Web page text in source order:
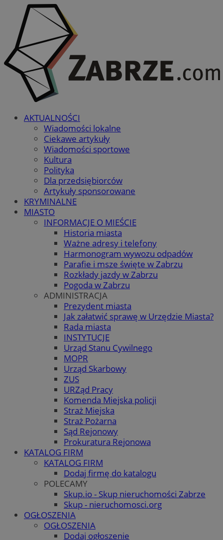
AKTUALNOŚCI
Wiadomości lokalne
Ciekawe artykuły
Wiadomości sportowe
Kultura
Polityka
Dla przedsiębiorców
Artykuły sponsorowane
KRYMINALNE
MIASTO
INFORMACJE O MIEŚCIE
Historia miasta
Ważne adresy i telefony
Harmonogram wywozu odpadów
Parafie i msze święte w Zabrzu
Rozkłady jazdy w Zabrzu
Pogoda w Zabrzu
ADMINISTRACJA
Prezydent miasta
Jak załatwić sprawę w Urzędzie Miasta?
Rada miasta
INSTYTUCJE
Urząd Stanu Cywilnego
MOPR
Urząd Skarbowy
ZUS
URZąd Pracy
Komenda Miejska policji
Straż Miejska
Straż Pożarna
Sąd Rejonowy
Prokuratura Rejonowa
KATALOG FIRM
KATALOG FIRM
Dodaj firmę do katalogu
POLECAMY
Skup.io - Skup nieruchomości Zabrze
Skup - nieruchomosci.org
OGŁOSZENIA
OGŁOSZENIA
Dodaj ogłoszenie